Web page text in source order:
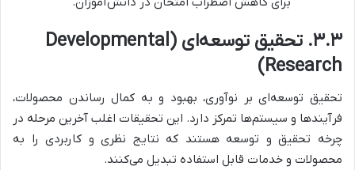
۳.۳. تحقیق توسعه‌ای (Developmental
Research)
تحقیق توسعه‌ای بر نوآوری، بهبود و به کمال رساندن محصولات،
فرآیندها و سیستم‌ها تمرکز دارد. این تحقیقات اغلب آخرین مرحله در
چرخه تحقیق و توسعه هستند که نتایج نظری و کاربردی را به
محصولات و خدمات قابل استفاده تبدیل می‌کنند.